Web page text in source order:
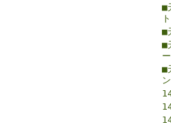
■
■
■
■
ン